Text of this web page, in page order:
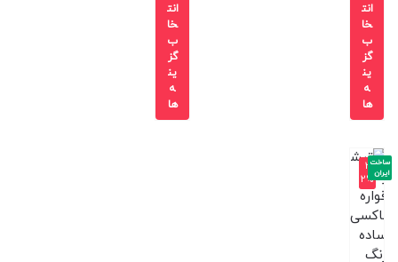
انت
خا
ب
گز
ین
ه
ها
انت
خا
ب
گز
ین
ه
ها
-3
2%
ساخت
ایران